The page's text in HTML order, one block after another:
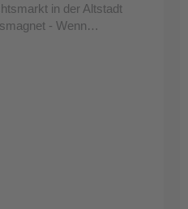
in der Altstadt
- Wenn…